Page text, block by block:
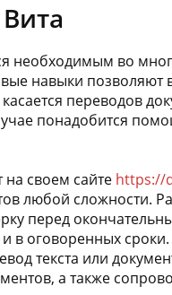
необходимым во
навыки позволяют
переводов
понадобится
своем сайте https://
любой сложности.
перед
в оговоренных сроки.
текста или
а также